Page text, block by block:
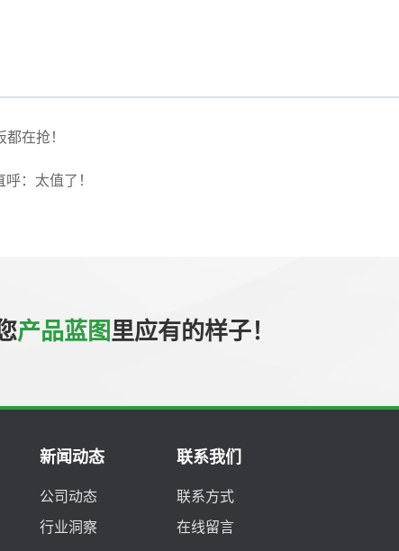
在抢！
：太值了！
产品蓝图 里应有的样子！
新闻动态
公司动态
行业洞察
联系我们
联系方式
在线留言